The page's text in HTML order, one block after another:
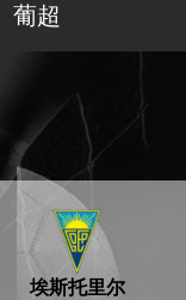
葡超
埃斯托里尔